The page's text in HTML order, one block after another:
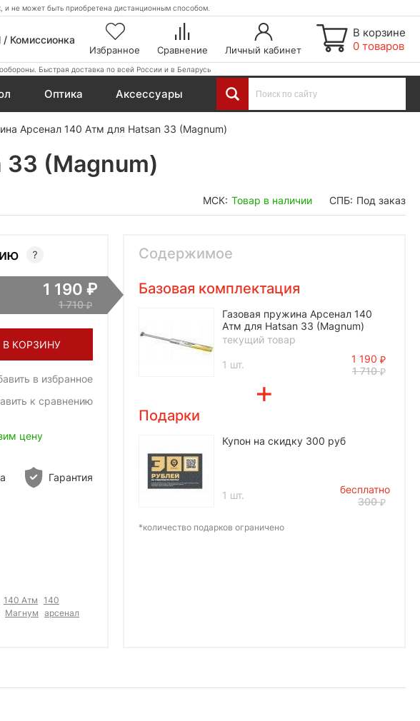
и не может быть приобретена дистанционным способом.
/ Комиссионка
Избранное Сравнение Личный кабинет
В корзине
0 товаров
Быстрая доставка по всей России и в Беларусь
Оптика Аксессуары
Арсенал 140 Атм для Hatsan 33 (Magnum)
33 (Magnum)
МСК: Товар в наличии СПБ: Под заказ
1 190
1 710
В КОРЗИНУ
в избранное
к сравнению
цену
Гарантия
140 Атм 140
Магнум арсенал
Содержимое
Базовая комплектация
Газовая пружина Арсенал 140
Атм для Hatsan 33 (Magnum)
текущий товар
1 шт.
1 190
1 710
Подарки
Купон на скидку 300 руб
1 шт.
бесплатно
300
*количество подарков ограничено